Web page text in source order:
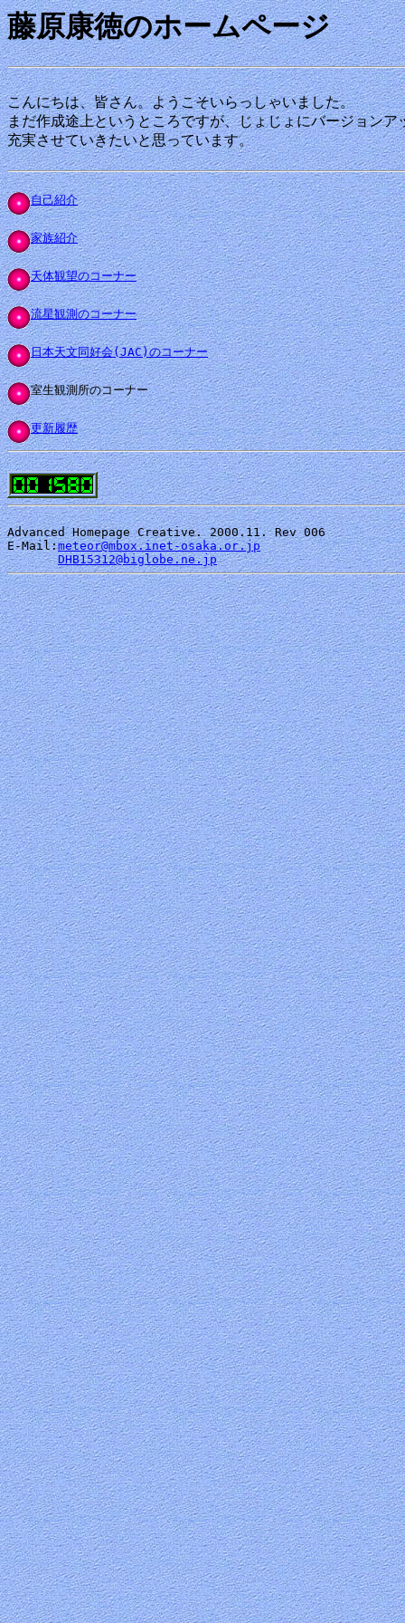
藤原康徳のホームページ
こんにちは、皆さん。ようこそいらっしゃいました。
まだ作成途上というところですが、じょじょにバージョンア
充実させていきたいと思っています。
自己紹介
家族紹介
天体観望のコーナー
流星観測のコーナー
室生観測所のコーナー
更新履歴
Advanced Homepage Creative. 2000.11. Rev 006
E-Mail:meteor@mbox.inet-osaka.or.jp
DHB15312@biglobe.ne.jp